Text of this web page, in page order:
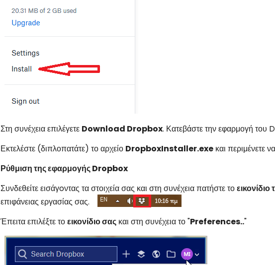
Στη συνέχεια επιλέγετε Download Dropbox. Κατεβάστε την εφαρμογή του
Εκτελέστε (διπλοπατάτε) το αρχείο DropboxInstaller.exe και περιμένετε
Ρύθμιση της εφαρμογήςDropbox
Συνδεθείτε εισάγoντας τα στοιχεία σας και στη συνέχεια πατήστε το
επιφάνειας εργασίας σας.
Έπειτα επιλέξτε τοεικονίδιοσας και στη συνέχεια το "Preferences.."